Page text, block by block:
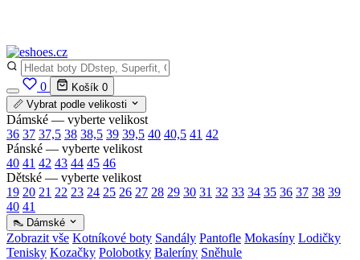
0 Košík 0
📏 Vybrat podle velikosti
Dámské — vyberte velikost
36 37 37,5 38 38,5 39 39,5 40 40,5 41 42
Pánské — vyberte velikost
40 41 42 43 44 45 46
Dětské — vyberte velikost
19 20 21 22 23 24 25 26 27 28 29 30 31 32 33 34 35 36 37 38 39
40 41
👠 Dámské
Zobrazit vše Kotníkové boty Sandály Pantofle Mokasíny Lodičky
Tenisky Kozačky Polobotky Baleríny Sněhule